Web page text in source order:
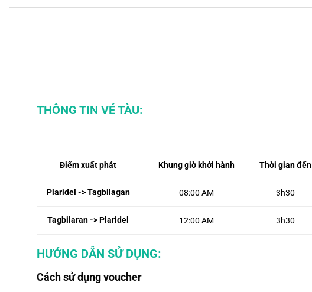
THÔNG TIN VÉ TÀU:
Điểm xuất phát Khung giờ khởi hành Thời gian đến
Plaridel -> Tagbilagan 08:00 AM 3h30
Tagbilaran -> Plaridel 12:00 AM 3h30
HƯỚNG DẪN SỬ DỤNG:
Cách sử dụng voucher